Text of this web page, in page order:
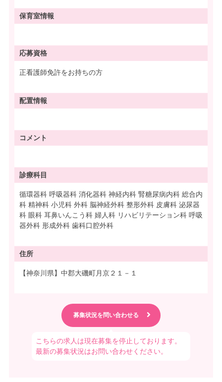
保育室情報
応募資格
正看護師免許をお持ちの方
配置情報
コメント
診療科目
循環器科 呼吸器科 消化器科 神経内科 腎糖尿病内科 総合内
科 精神科 小児科 外科 脳神経外科 整形外科 皮膚科 泌尿器
科 眼科 耳鼻いんこう科 婦人科 リハビリテーション科 呼吸
器外科 形成外科 歯科口腔外科
住所
【神奈川県】中郡大磯町月京２１－１
こちらの求人は現在募集を停止しております。
最新の募集状況はお問い合わせください。